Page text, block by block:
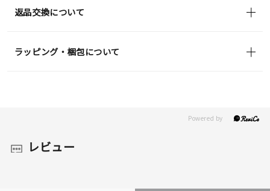
返品交換について
ラッピング・梱包について
レビュー